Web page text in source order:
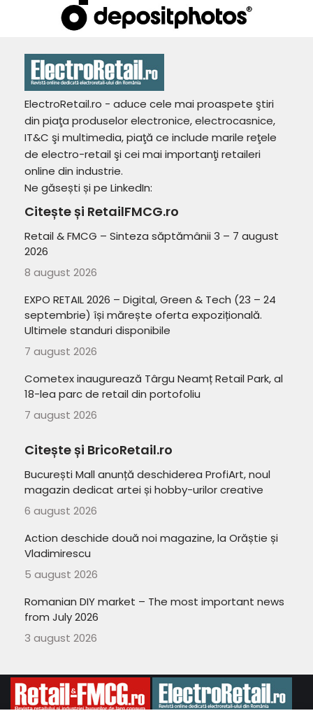
ElectroRetail.ro - aduce cele mai proaspete ştiri
din piaţa produselor electronice, electrocasnice,
IT&C şi multimedia, piaţă ce include marile reţele
de electro-retail şi cei mai importanţi retaileri
online din industrie.
Ne găsești și pe LinkedIn:
Citește și RetailFMCG.ro
Retail & FMCG – Sinteza săptămânii 3 – 7 august
2026
8 august 2026
EXPO RETAIL 2026 – Digital, Green & Tech (23 – 24
septembrie) își mărește oferta expozițională.
Ultimele standuri disponibile
7 august 2026
Cometex inaugurează Târgu Neamț Retail Park, al
18-lea parc de retail din portofoliu
7 august 2026
Citește și BricoRetail.ro
București Mall anunță deschiderea ProfiArt, noul
magazin dedicat artei și hobby-urilor creative
6 august 2026
Action deschide două noi magazine, la Orăștie și
Vladimirescu
5 august 2026
Romanian DIY market – The most important news
from July 2026
3 august 2026